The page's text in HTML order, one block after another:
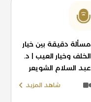
مسألة دقيقة بين خيار
الخلف وخيار العيب | د.
عبد السلام الشويعر
شاهد المزيد